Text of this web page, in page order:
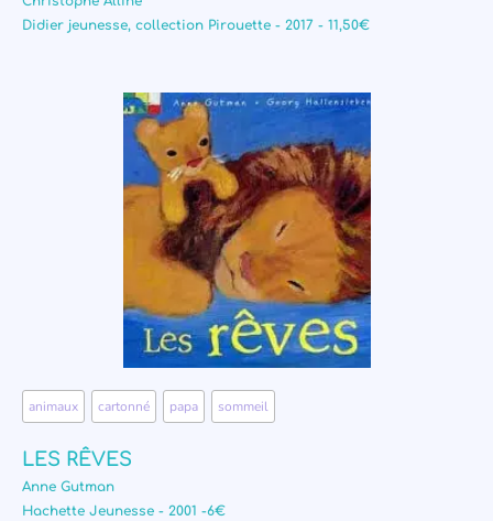
Didier jeunesse, collection Pirouette - 2017 - 11,50€
animaux cartonné papa sommeil
LES RÊVES
Anne Gutman
Hachette Jeunesse - 2001 -6€